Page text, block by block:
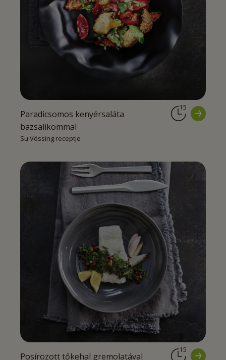
Paradicsomos kenyérsaláta
bazsalikommal
Su Vössing receptje
15
Posírozott tőkehal gremolatával
15